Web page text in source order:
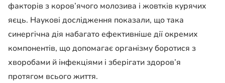
факторів з коров’ячого молозива і жовтків курячих
яєць. Наукові дослідження показали, що така
синергічна дія набагато ефективніше дії окремих
компонентів, що допомагає організму боротися з
хворобами й інфекціями і зберігати здоров’я
протягом всього життя.